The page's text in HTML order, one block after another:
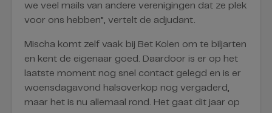
we veel mails van andere verenigingen dat ze plek
voor ons hebben”, vertelt de adjudant.
Mischa komt zelf vaak bij Bet Kolen om te biljarten
en kent de eigenaar goed. Daardoor is er op het
laatste moment nog snel contact gelegd en is er
woensdagavond halsoverkop nog vergaderd,
maar het is nu allemaal rond. Het gaat dit jaar op